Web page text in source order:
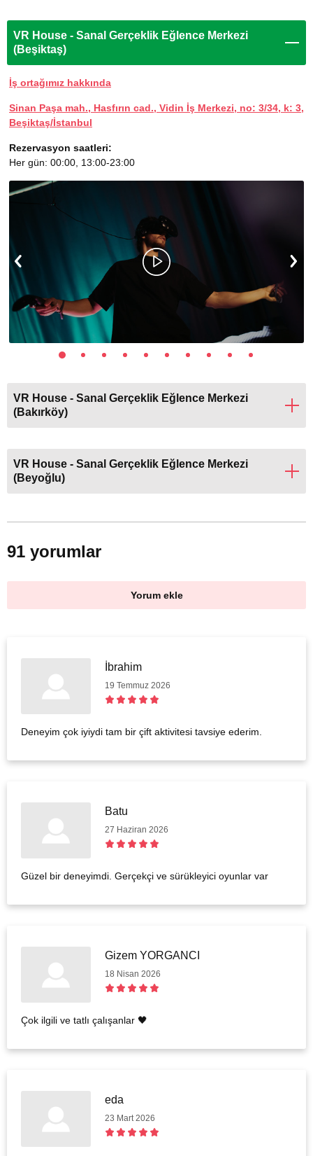
VR House - Sanal Gerçeklik Eğlence Merkezi
(Beşiktaş)
İş ortağımız hakkında
Sinan Paşa mah., Hasfırın cad., Vidin İş Merkezi, no: 3/34, k: 3,
Beşiktaş/İstanbul
Rezervasyon saatleri:
Her gün: 00:00, 13:00-23:00
VR House - Sanal Gerçeklik Eğlence Merkezi
(Bakırköy)
VR House - Sanal Gerçeklik Eğlence Merkezi
(Beyoğlu)
91 yorumlar
Yorum ekle
İbrahim
19 Temmuz 2026
Deneyim çok iyiydi tam bir çift aktivitesi tavsiye ederim.
Batu
27 Haziran 2026
Güzel bir deneyimdi. Gerçekçi ve sürükleyici oyunlar var
Gizem YORGANCI
18 Nisan 2026
Çok ilgili ve tatlı çalışanlar 🖤
eda
23 Mart 2026